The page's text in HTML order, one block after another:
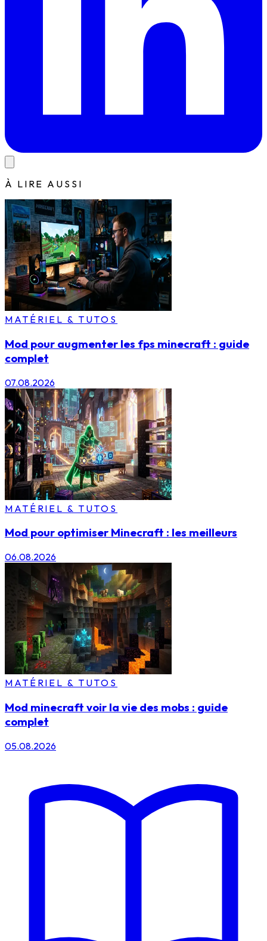
À LIRE AUSSI
MATÉRIEL & TUTOS
Mod pour augmenter les fps minecraft : guide
complet
07.08.2026
MATÉRIEL & TUTOS
Mod pour optimiser Minecraft : les meilleurs
06.08.2026
MATÉRIEL & TUTOS
Mod minecraft voir la vie des mobs : guide
complet
05.08.2026